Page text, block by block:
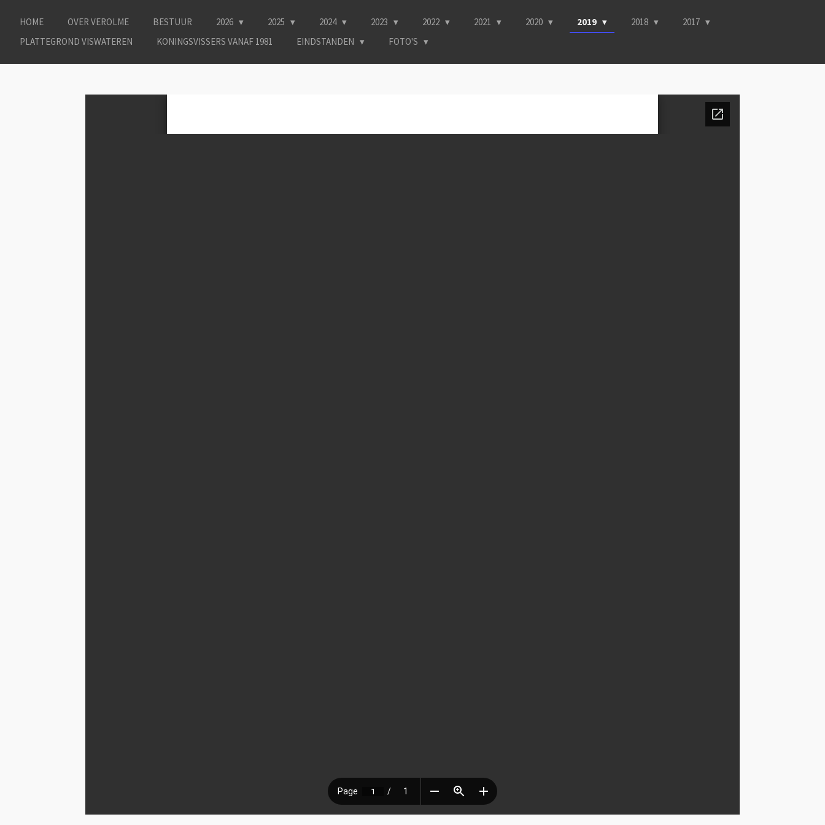
direct
naar
hoofdinhoud
HOME OVER VEROLME BESTUUR 2026 2025 2024 2023 2022 2021 2020 2019 2018
2017
PLATTEGROND VISWATEREN
KONINGSVISSERS VANAF 1981 EINDSTANDEN FOTO'S